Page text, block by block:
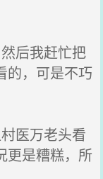
后我赶忙把
的，可是不巧
医万老头看
更是糟糕，所